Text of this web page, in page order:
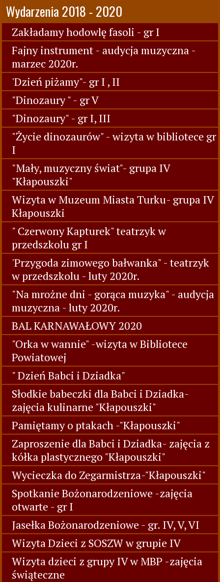
Wydarzenia 2018 - 2020
Zakładamy hodowlę fasoli - gr I
Fajny instrument - audycja muzyczna -
marzec 2020r.
'Dzień piżamy"- gr I , II
"Dinozaury " - gr V
"Dinozaury" - gr I, III
"Życie dinozaurów" - wizyta w bibliotece gr
I
"Mały, muzyczny świat"- grupa IV
"Kłapouszki"
Wizyta w Muzeum Miasta Turku- grupa IV
Kłapouszki
" Czerwony Kapturek" teatrzyk w
przedszkolu gr I
'Przygoda zimowego bałwanka" - teatrzyk
w przedszkolu - luty 2020r.
"Na mrożne dni - gorąca muzyka" - audycja
muzyczna - luty 2020r.
BAL KARNAWAŁOWY 2020
"Orka w wannie" -wizyta w Bibliotece
Powiatowej
" Dzień Babci i Dziadka"
Słodkie babeczki dla Babci i Dziadka-
zajęcia kulinarne "Kłapouszki"
Pamiętamy o ptakach -"Kłapouszki"
Zaproszenie dla Babci i Dziadka- zajęcia z
kółka plastycznego "Kłapouszki"
Wycieczka do Zegarmistrza-"Kłapouszki"
Spotkanie Bożonarodzeniowe -zajęcia
otwarte - gr I
Jasełka Bożonarodzeniowe - gr. IV, V, VI
Wizyta Dzieci z SOSZW w grupie IV
Wizyta dzieci z grupy IV w MBP -zajęcia
świąteczne